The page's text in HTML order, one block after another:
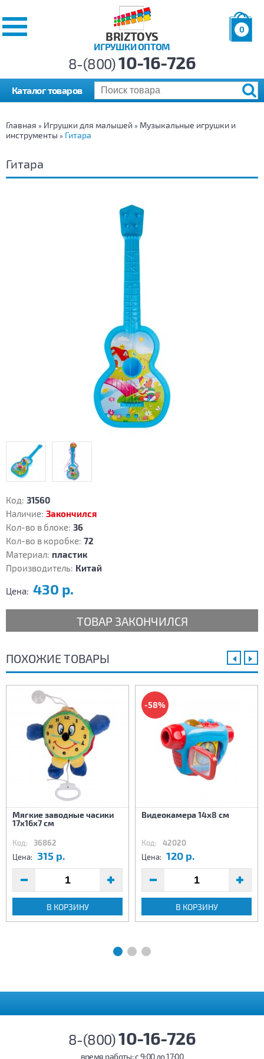
BRIZTOYS
ИГРУШКИ ОПТОМ
0
р.
8-(800)10-16-726
Каталог товаров
Главная » Игрушки для малышей » Музыкальные игрушки и
инструменты » Гитара
Гитара
Код: 31560
Наличие: Закончился
Кол-во в блоке: 36
Кол-во в коробке: 72
Материал: пластик
Производитель: Китай
Цена: 430 р.
ТОВАР ЗАКОНЧИЛСЯ
ПОХОЖИЕ ТОВАРЫ
Мягкие заводные часики
17х16х7 см
Код: 36862
Цена: 315 р.
В КОРЗИНУ
-58%
Видеокамера 14х8 см
Код: 42020
Цена: 120 р.
В КОРЗИНУ
8-(800)10-16-726
время работы: c 9:00 до 17:00